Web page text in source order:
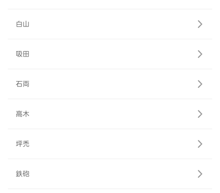
白山
吸田
石両
高木
坪禿
鉄砲